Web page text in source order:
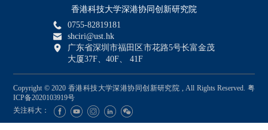
香港科技大学深港协同创新研究院
0755-82819181
shciri@ust.hk
广东省深圳市福田区市花路5号长富金茂
大厦37F、40F、 41F
Copyright © 2020 香港科技大学深港协同创新研究院 , All Rights Reserved. 粤
ICP备2020103919号
关注科大：